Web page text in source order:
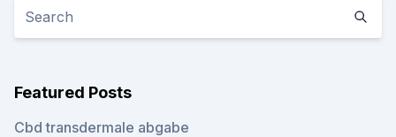
Featured Posts
Cbd transdermale abgabe